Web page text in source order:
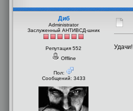
Диб
Administrator
Заслуженный АНТИВСД-шник
Репутация 552
Offline
Пол:
Сообщений: 3433
Удачи!